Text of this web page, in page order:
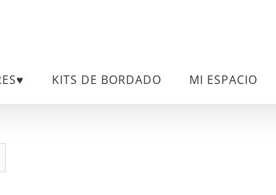
KITS DE BORDADO MI ESPACIO